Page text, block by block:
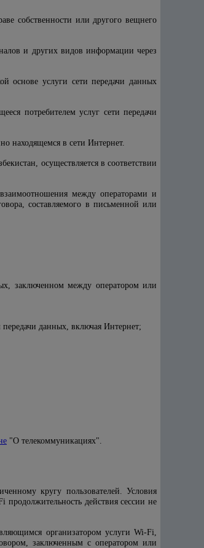
собственности или другого вещнего
и других видов информации через
основе услуги сети передачи данных
потребителем услуг сети передачи
находящемся в сети Интернет.
осуществляется в соответствии
между операторами и
составляемого в письменной или
заключенном между оператором или
данных, включая Интернет;
"О телекоммуникациях".
кругу пользователей. Условия
продолжительность действия сессии не
организатором услуги Wi-Fi,
заключенным с оператором или